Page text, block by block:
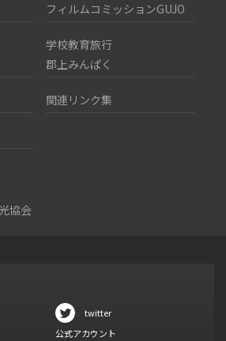
フィルムコミッションGUJO
学校教育旅行
郡上みんぱく
関連リンク集
協会
twitter
公式アカウント